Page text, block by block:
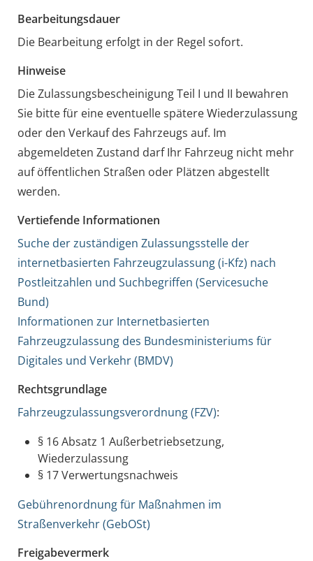
Bearbeitungsdauer
Die Bearbeitung erfolgt in der Regel sofort.
Hinweise
Die Zulassungsbescheinigung Teil I und II bewahren
Sie bitte für eine eventuelle spätere Wiederzulassung
oder den Verkauf des Fahrzeugs auf. Im
abgemeldeten Zustand darf Ihr Fahrzeug nicht mehr
auf öffentlichen Straßen oder Plätzen abgestellt
werden.
Vertiefende Informationen
Suche der zuständigen Zulassungsstelle der
internetbasierten Fahrzeugzulassung (i-Kfz) nach
Postleitzahlen und Suchbegriffen (Servicesuche
Bund)
Informationen zur Internetbasierten
Fahrzeugzulassung des Bundesministeriums für
Digitales und Verkehr (BMDV)
Rechtsgrundlage
Fahrzeugzulassungsverordnung (FZV):
§ 16 Absatz 1 Außerbetriebsetzung,
Wiederzulassung
§ 17Verwertungsnachweis
Gebührenordnung für Maßnahmen im
Straßenverkehr (GebOSt)
Freigabevermerk